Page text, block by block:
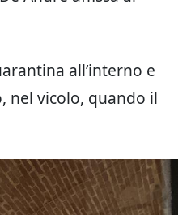
all’interno e
nel vicolo, quando il